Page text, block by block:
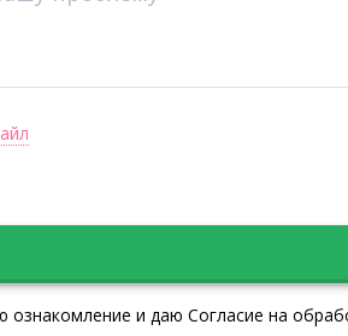
ознакомление и даю Согласие на